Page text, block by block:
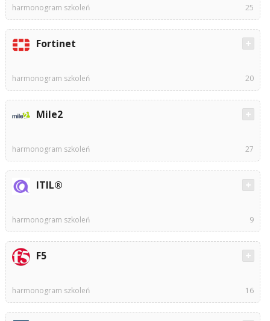
harmonogram szkoleń 25
Fortinet
harmonogram szkoleń 20
Mile2
harmonogram szkoleń 27
ITIL®
harmonogram szkoleń 9
F5
harmonogram szkoleń 16